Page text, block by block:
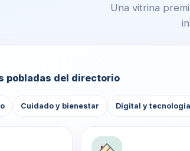
Una vitrina
pobladas del directorio
Cuidado y bienestar Digital y tecnologia